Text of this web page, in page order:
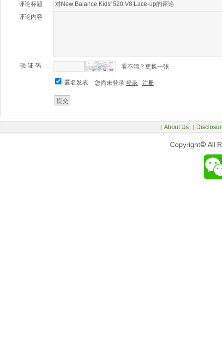
评论标题
评论内容
验 证 码 看不清？更换一张
匿名发表 您尚未登录 登录 注册
Copyright© All
| About Us |